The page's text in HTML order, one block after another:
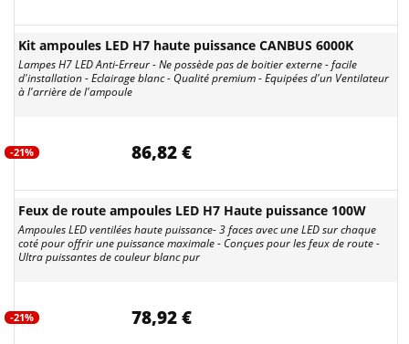
Kit ampoules LED H7 haute puissance CANBUS 6000K
Lampes H7 LED Anti-Erreur - Ne possède pas de boitier externe - facile
d'installation - Eclairage blanc - Qualité premium - Equipées d'un Ventilateur
à l'arrière de l'ampoule
-21% 86,82 €
Feux de route ampoules LED H7 Haute puissance 100W
Ampoules LED ventilées haute puissance- 3 faces avec une LED sur chaque
coté pour offrir une puissance maximale - Conçues pour les feux de route -
Ultra puissantes de couleur blanc pur
-21% 78,92 €